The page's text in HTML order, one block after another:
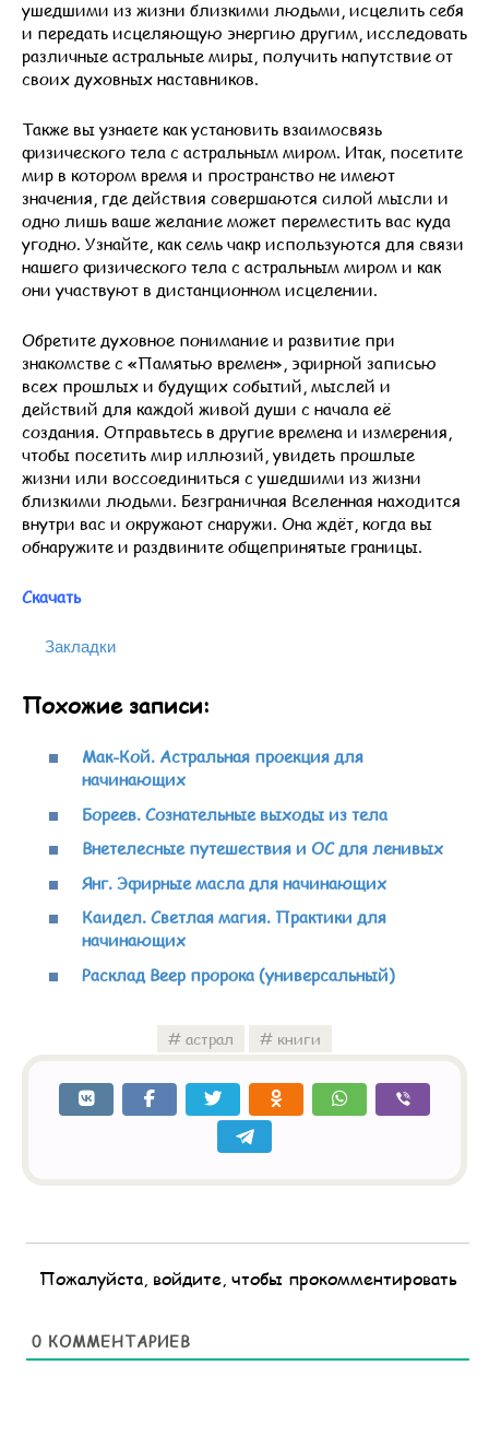
ушедшими из жизни близкими людьми, исцелить себя
и передать исцеляющую энергию другим, исследовать
различные астральные миры, получить напутствие от
своих духовных наставников.
Также вы узнаете как установить взаимосвязь
физического тела с астральным миром. Итак, посетите
мир в котором время и пространство не имеют
значения, где действия совершаются силой мысли и
одно лишь ваше желание может переместить вас куда
угодно. Узнайте, как семь чакр используются для связи
нашего физического тела с астральным миром и как
они участвуют в дистанционном исцелении.
Обретите духовное понимание и развитие при
знакомстве с «Памятью времен», эфирной записью
всех прошлых и будущих событий, мыслей и
действий для каждой живой души с начала её
создания. Отправьтесь в другие времена и измерения,
чтобы посетить мир иллюзий, увидеть прошлые
жизни или воссоединиться с ушедшими из жизни
близкими людьми. Безграничная Вселенная находится
внутри вас и окружают снаружи. Она ждёт, когда вы
обнаружите и раздвините общепринятые границы.
Скачать
Закладки
Похожие записи:
Мак-Кой. Астральная проекция для
начинающих
Бореев. Сознательные выходы из тела
Внетелесные путешествия и ОС для ленивых
Янг. Эфирные масла для начинающих
Каидел. Светлая магия. Практики для
начинающих
Расклад Веер пророка (универсальный)
астрал книги
Пожалуйста, войдите, чтобы прокомментировать
0 КОММЕНТАРИЕВ